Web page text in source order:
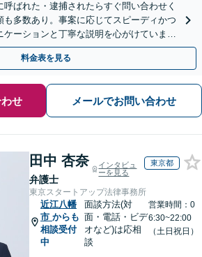
呼ばれた・逮捕されたらすぐ問い合わせく
も多数あり。事案に応じてスピーディかつ
ーションと丁寧な説明を心がけています
夜間対応可】
料金表を見る
せ メールでお問い合わせ
田中 杏奈
弁護士
インタビュ
ーを見る
東京都
東京スタートアップ法律事務所
近江八幡
市 からも
相談受付
中
面談方法(対
面・電話・ビデ
オなど)は応相
談
営業時間：0
6:30~22:00
（土日祝日）